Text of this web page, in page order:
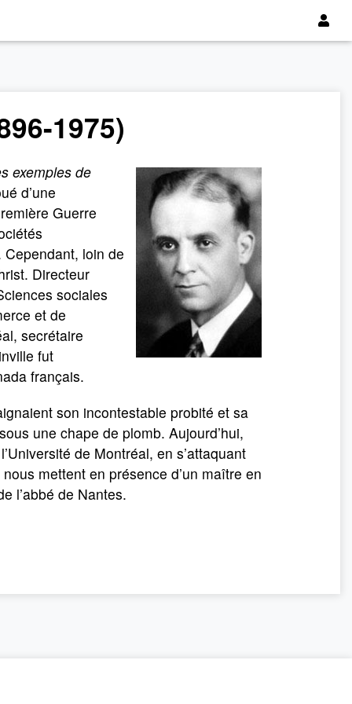
1975)
exemples de
d’une
Guerre
loin de
Directeur
sociales
et de
secrétaire
fut
français.
son incontestable probité et sa
une chape de plomb. Aujourd’hui,
de Montréal, en s’attaquant
mettent en présence d’un maître en
l’abbé de Nantes.